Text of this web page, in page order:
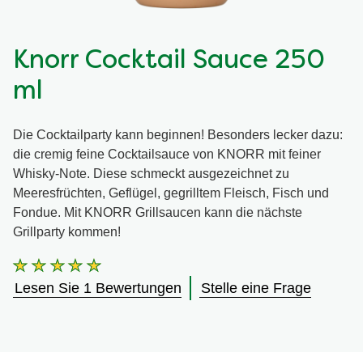
Knorr Cocktail Sauce 250
ml
Die Cocktailparty kann beginnen! Besonders lecker dazu:
die cremig feine Cocktailsauce von KNORR mit feiner
Whisky-Note. Diese schmeckt ausgezeichnet zu
Meeresfrüchten, Geflügel, gegrilltem Fleisch, Fisch und
Fondue. Mit KNORR Grillsaucen kann die nächste
Grillparty kommen!
Die
durchschnittliche
Bewertung
Lesen Sie 1 Bewertungen Stelle eine Frage